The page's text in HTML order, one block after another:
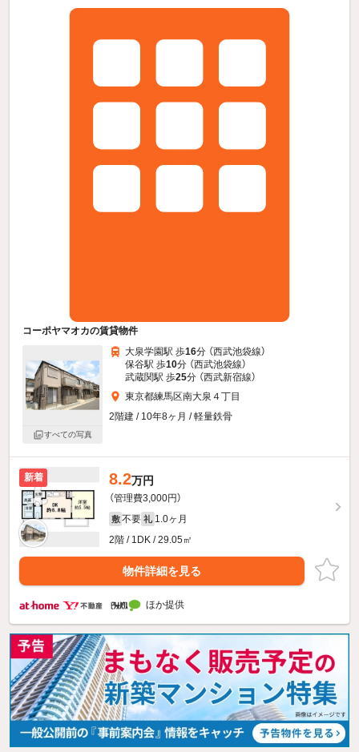
コーポヤマオカの賃貸物件
すべての写真
大泉学園駅 歩16分 （西武池袋線）
保谷駅 歩10分 （西武池袋線）
武蔵関駅 歩25分 （西武新宿線）
東京都練馬区南大泉４丁目
2階建 / 10年8ヶ月 / 軽量鉄骨
新着 8.2万円
（管理費3,000円）
敷 不要 礼 1.0ヶ月
2階 / 1DK / 29.05㎡
物件詳細を見る
ほか提供